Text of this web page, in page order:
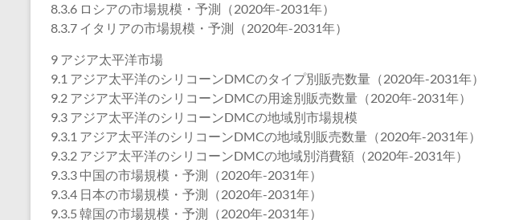
8.3.6 ロシアの市場規模・予測（2020年-2031年）
8.3.7 イタリアの市場規模・予測（2020年-2031年）
9 アジア太平洋市場
9.1 アジア太平洋のシリコーンDMCのタイプ別販売数量（2020年-2031年）
9.2 アジア太平洋のシリコーンDMCの用途別販売数量（2020年-2031年）
9.3 アジア太平洋のシリコーンDMCの地域別市場規模
9.3.1 アジア太平洋のシリコーンDMCの地域別販売数量（2020年-2031年）
9.3.2 アジア太平洋のシリコーンDMCの地域別消費額（2020年-2031年）
9.3.3 中国の市場規模・予測（2020年-2031年）
9.3.4 日本の市場規模・予測（2020年-2031年）
9.3.5 韓国の市場規模・予測（2020年-2031年）